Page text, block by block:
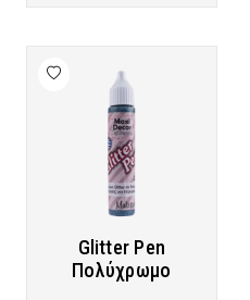
Glitter Pen
Πολύχρωμο